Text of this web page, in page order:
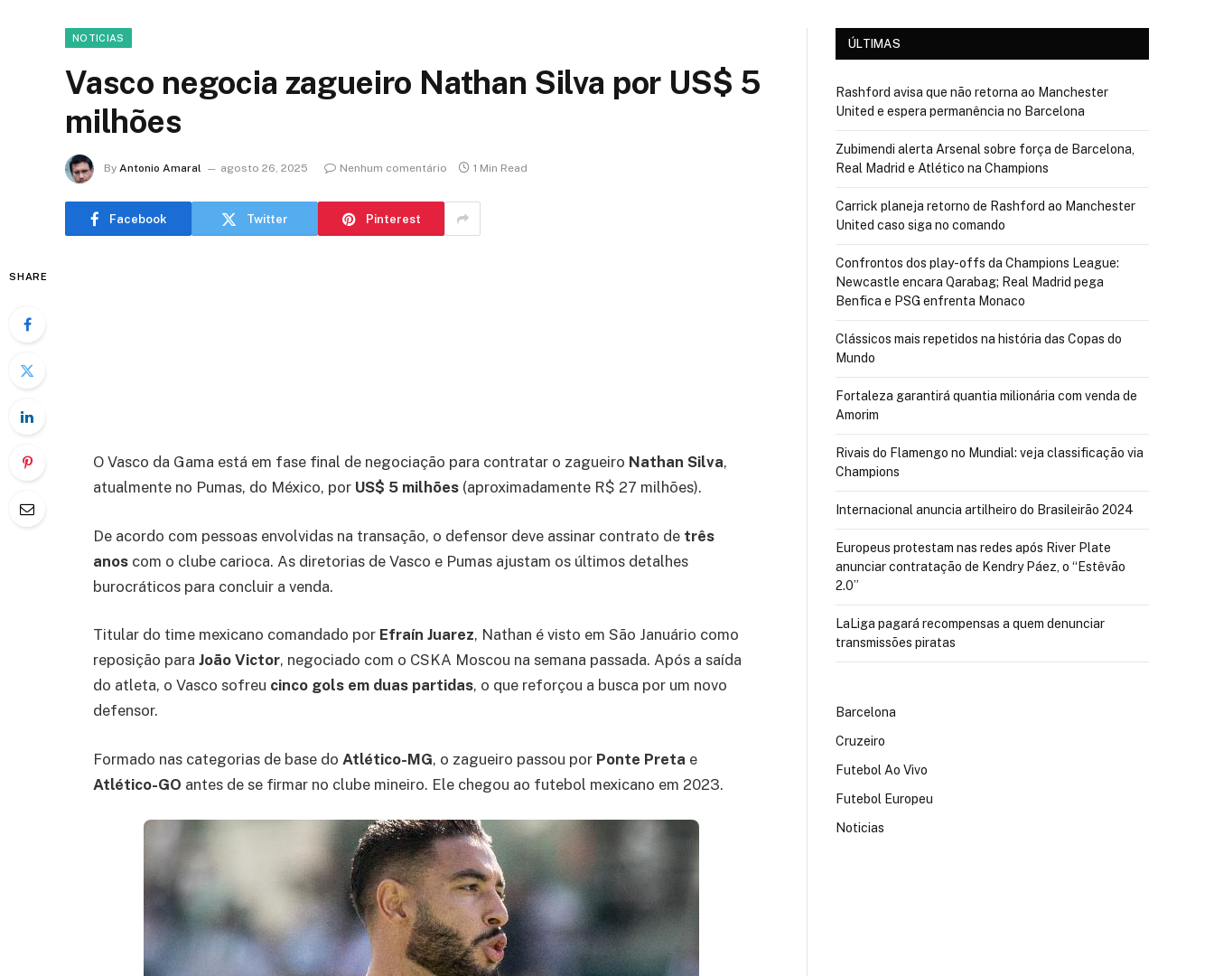
NOTICIAS
Vasco negocia zagueiro Nathan Silva por US$ 5
milhões
By Antonio Amaral agosto 26, 2025 Nenhum comentário 1 Min Read
Facebook Twitter Pinterest
SHARE
O Vasco da Gama está em fase final de negociação para contratar o zagueiro Nathan Silva,
atualmente no Pumas, do México, por US$ 5 milhões (aproximadamente R$ 27 milhões).
De acordo com pessoas envolvidas na transação, o defensor deve assinar contrato de três
anos com o clube carioca. As diretorias de Vasco e Pumas ajustam os últimos detalhes
burocráticos para concluir a venda.
Titular do time mexicano comandado por Efraín Juarez, Nathan é visto em São Januário como
reposição para João Victor, negociado com o CSKA Moscou na semana passada. Após a saída
do atleta, o Vasco sofreu cinco gols em duas partidas, o que reforçou a busca por um novo
defensor.
Formado nas categorias de base do Atlético-MG, o zagueiro passou por Ponte Preta e
Atlético-GO antes de se firmar no clube mineiro. Ele chegou ao futebol mexicano em 2023.
ÚLTIMAS
Rashford avisa que não retorna ao Manchester
United e espera permanência no Barcelona
Zubimendi alerta Arsenal sobre força de Barcelona,
Real Madrid e Atlético na Champions
Carrick planeja retorno de Rashford ao Manchester
United caso siga no comando
Confrontos dos play-offs da Champions League:
Newcastle encara Qarabag; Real Madrid pega
Benfica e PSG enfrenta Monaco
Clássicos mais repetidos na história das Copas do
Mundo
Fortaleza garantirá quantia milionária com venda de
Amorim
Rivais do Flamengo no Mundial: veja classificação via
Champions
Internacional anuncia artilheiro do Brasileirão 2024
Europeus protestam nas redes após River Plate
anunciar contratação de Kendry Páez, o “Estêvão
2.0”
LaLiga pagará recompensas a quem denunciar
transmissões piratas
Barcelona
Cruzeiro
Futebol Ao Vivo
Futebol Europeu
Noticias